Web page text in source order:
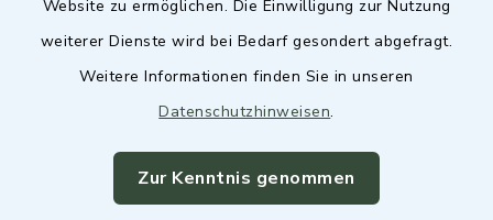
Website zu ermöglichen. Die Einwilligung zur Nutzung
weiterer Dienste wird bei Bedarf gesondert abgefragt.
Weitere Informationen finden Sie in unseren
Datenschutzhinweisen.
Zur Kenntnis genommen
Barrierefreiheit
Impressum